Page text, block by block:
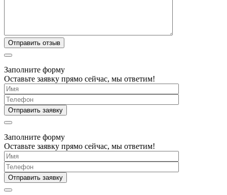
Заполните форму
Оставьте заявку прямо сейчас, мы ответим!
Заполните форму
Оставьте заявку прямо сейчас, мы ответим!